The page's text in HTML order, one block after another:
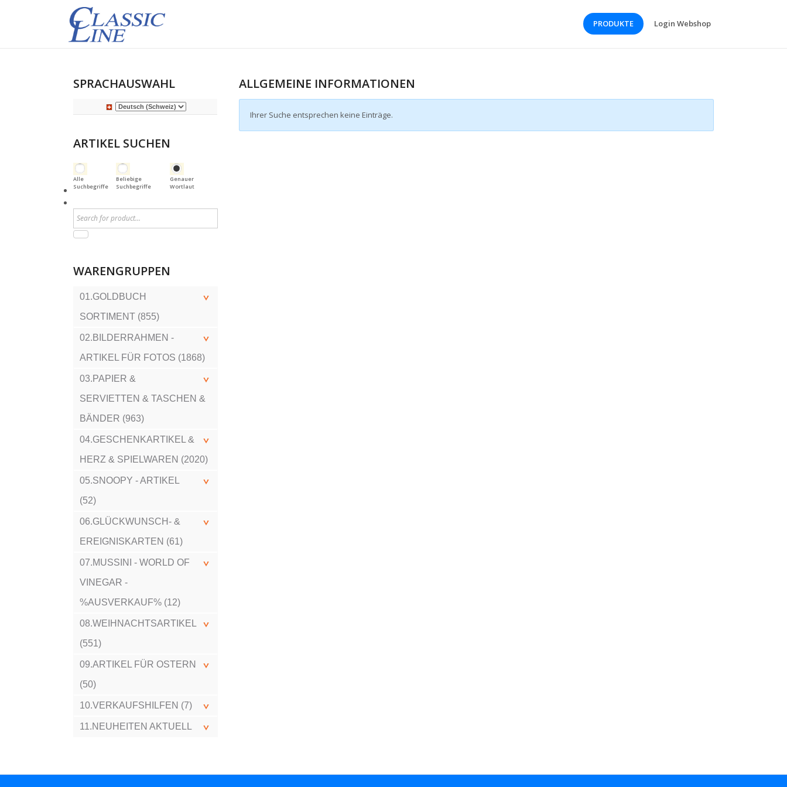
PRODUKTE Login Webshop
SPRACHAUSWAHL
ARTIKEL SUCHEN
Alle
Suchbegriffe
Beliebige
Suchbegriffe
Genauer
Wortlaut
WARENGRUPPEN
01.GOLDBUCH
SORTIMENT (855)
02.BILDERRAHMEN -
ARTIKEL FÜR FOTOS (1868)
03.PAPIER &
SERVIETTEN & TASCHEN &
BÄNDER (963)
04.GESCHENKARTIKEL &
HERZ & SPIELWAREN (2020)
05.SNOOPY - ARTIKEL
(52)
06.GLÜCKWUNSCH- &
EREIGNISKARTEN (61)
07.MUSSINI - WORLD OF
VINEGAR -
%AUSVERKAUF% (12)
08.WEIHNACHTSARTIKEL
(551)
09.ARTIKEL FÜR OSTERN
(50)
10.VERKAUFSHILFEN (7)
11.NEUHEITEN AKTUELL
ALLGEMEINE INFORMATIONEN
Ihrer Suche entsprechen keine Einträge.